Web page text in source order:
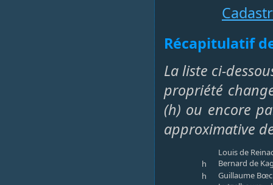
Récapitulatif
La liste ci-
propriété
(h) ou encore
approximative
Louis de
h
Bernard de
h
Guillaume